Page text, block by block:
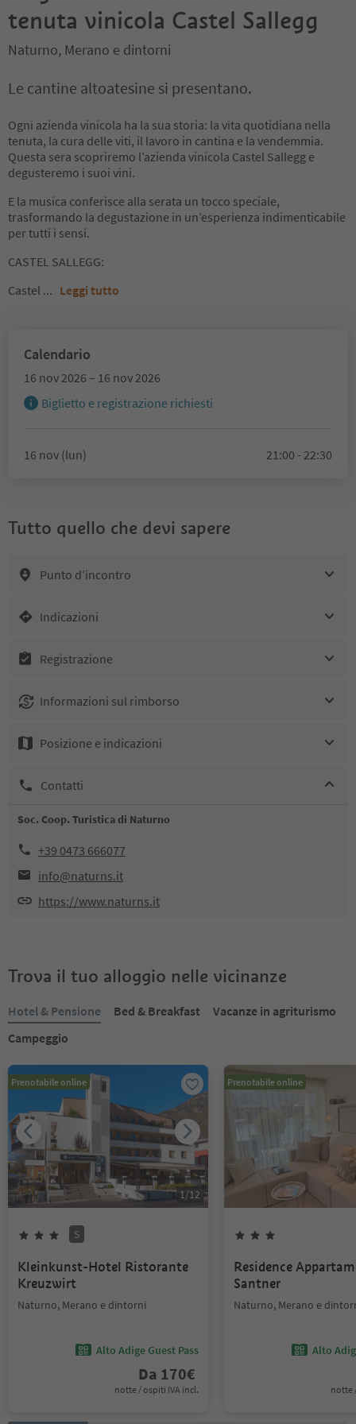
tenuta vinicola Castel Sallegg
Naturno, Merano e dintorni
Le cantine altoatesine si presentano.
Ogni azienda vinicola ha la sua storia: la vita quotidiana nella
tenuta, la cura delle viti, il lavoro in cantina e la vendemmia.
Questa sera scopriremo l’azienda vinicola Castel Sallegg e
degusteremo i suoi vini.
E la musica conferisce alla serata un tocco speciale,
trasformando la degustazione in un’esperienza indimenticabile
per tutti i sensi.
CASTEL SALLEGG:
Castel ... Leggi tutto
Calendario
16 nov 2026 – 16 nov 2026
Biglietto e registrazione richiesti
16 nov (lun) 21:00 - 22:30
Tutto quello che devi sapere
Punto d’incontro
Indicazioni
Registrazione
Informazioni sul rimborso
Posizione e indicazioni
Contatti
Soc. Coop. Turistica di Naturno
+39 0473 666077
info@naturns.it
https://www.naturns.it
Trova il tuo alloggio nelle vicinanze
Hotel & Pensione Bed & Breakfast
Vacanze in agriturismo
Campeggio
Prenotabile online
1/12
S
Kleinkunst-Hotel Ristorante
Kreuzwirt
Naturno, Merano e dintorni
Alto Adige Guest Pass
Da 170€
notte / ospiti IVA incl.
Prenotabile online
Residence
Santner
Naturno, Merano e
Alto
notte